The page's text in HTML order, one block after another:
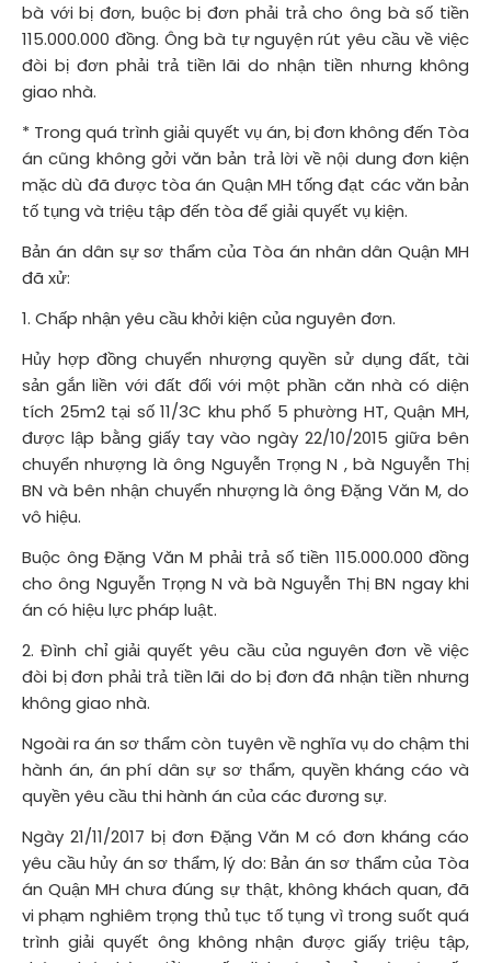
bà với bị đơn, buộc bị đơn phải trả cho ông bà số tiền
115.000.000 đồng. Ông bà tự nguyện rút yêu cầu về việc
đòi bị đơn phải trả tiền lãi do nhận tiền nhưng không
giao nhà.
* Trong quá trình giải quyết vụ án, bị đơn không đến Tòa
án cũng không gởi văn bản trả lời về nội dung đơn kiện
mặc dù đã được tòa án Quận MH tống đạt các văn bản
tố tụng và triệu tập đến tòa để giải quyết vụ kiện.
Bản án dân sự sơ thẩm của Tòa án nhân dân Quận MH
đã xử:
1. Chấp nhận yêu cầu khởi kiện của nguyên đơn.
Hủy hợp đồng chuyển nhượng quyền sử dụng đất, tài
sản gắn liền với đất đối với một phần căn nhà có diện
tích 25m2 tại số 11/3C khu phố 5 phường HT, Quận MH,
được lập bằng giấy tay vào ngày 22/10/2015 giữa bên
chuyển nhượng là ông Nguyễn Trọng N , bà Nguyễn Thị
BN và bên nhận chuyển nhượng là ông Đặng Văn M, do
vô hiệu.
Buộc ông Đặng Văn M phải trả số tiền 115.000.000 đồng
cho ông Nguyễn Trọng N và bà Nguyễn Thị BN ngay khi
án có hiệu lực pháp luật.
2. Đình chỉ giải quyết yêu cầu của nguyên đơn về việc
đòi bị đơn phải trả tiền lãi do bị đơn đã nhận tiền nhưng
không giao nhà.
Ngoài ra án sơ thẩm còn tuyên về nghĩa vụ do chậm thi
hành án, án phí dân sự sơ thẩm, quyền kháng cáo và
quyền yêu cầu thi hành án của các đương sự.
Ngày 21/11/2017 bị đơn Đặng Văn M có đơn kháng cáo
yêu cầu hủy án sơ thẩm, lý do: Bản án sơ thẩm của Tòa
án Quận MH chưa đúng sự thật, không khách quan, đã
vi phạm nghiêm trọng thủ tục tố tụng vì trong suốt quá
trình giải quyết ông không nhận được giấy triệu tập,